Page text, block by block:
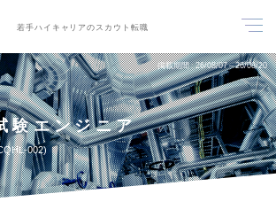
若手ハイキャリアのスカウト転職
掲載期間 26/08/07～26/08/20
験エンジニア
002